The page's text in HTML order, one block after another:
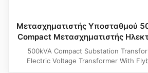
Μετασχηματιστής Υποσταθμού
Compact Μετασχηματιστής
Τάσης Με Τοπολογία
500kVA Compact Substation
Electric Voltage Transformer With